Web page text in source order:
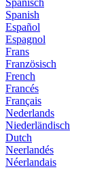
Spanisch
Spanish
Español
Espagnol
Frans
Französisch
French
Francés
Français
Nederlands
Niederländisch
Dutch
Neerlandés
Néerlandais